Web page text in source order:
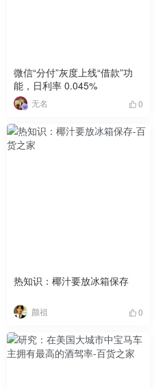
微信“分付”灰度上线“借款”功
能，日利率 0.045%
无名 0
热知识：椰汁要放冰箱保存
颜祖 0